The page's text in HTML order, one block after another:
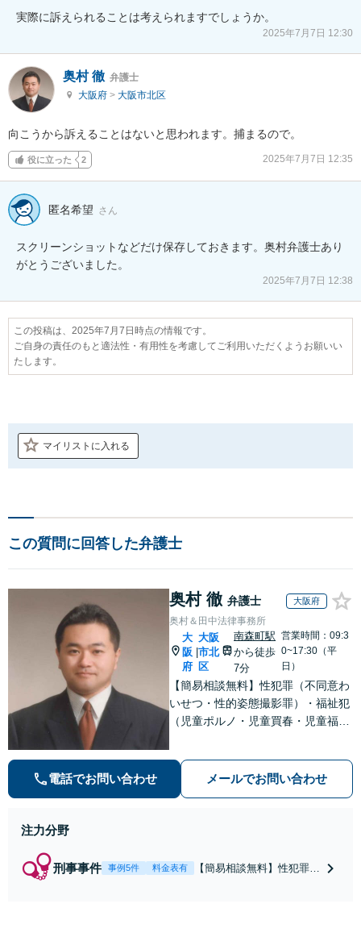
実際に訴えられることは考えられますでしょうか。
2025年7月7日 12:30
奥村 徹 弁護士
大阪府 > 大阪市北区
向こうから訴えることはないと思われます。捕まるので。
役に立った 2 2025年7月7日 12:35
匿名希望 さん
スクリーンショットなどだけ保存しておきます。奥村弁護士あり
がとうございました。
2025年7月7日 12:38
この投稿は、2025年7月7日時点の情報です。
ご自身の責任のもと適法性・有用性を考慮してご利用いただくようお願いい
たします。
マイリストに入れる
この質問に回答した弁護士
奥村 徹 弁護士 大阪府
奥村＆田中法律事務所
大
阪
府
大阪
市北
区
南森町駅
から徒歩
7分
営業時間：09:3
0~17:30（平
日）
【簡易相談無料】性犯罪（不同意わ
いせつ・性的姿態撮影罪）・福祉犯
（児童ポルノ・児童買春・児童福祉
等）に非常に詳しい弁護士です
電話でお問い合わせ メールでお問い合わせ
注力分野
刑事事件 事例5件 料金表有
【簡易相談無料】性犯罪